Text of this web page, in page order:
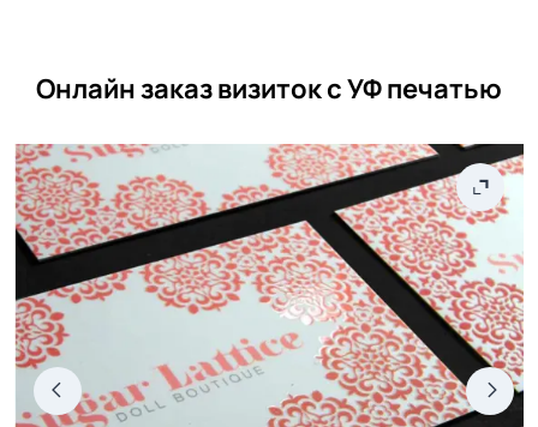
Онлайн заказ визиток с УФ печатью